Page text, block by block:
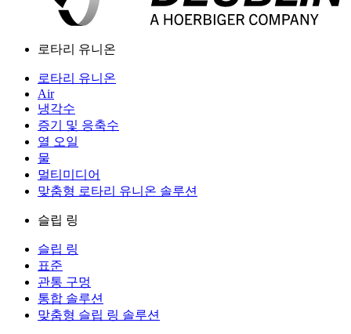
로타리 유니온
로타리 유니온
Air
냉각수
증기 및 응축수
열 오일
물
멀티미디어
맞춤형 로타리 유니온 솔루션
슬립 링
슬립 링
표준
관통 구멍
통합 솔루션
맞춤형 슬립 링 솔루션